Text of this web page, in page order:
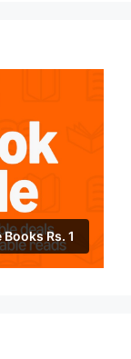
Books Rs. 1